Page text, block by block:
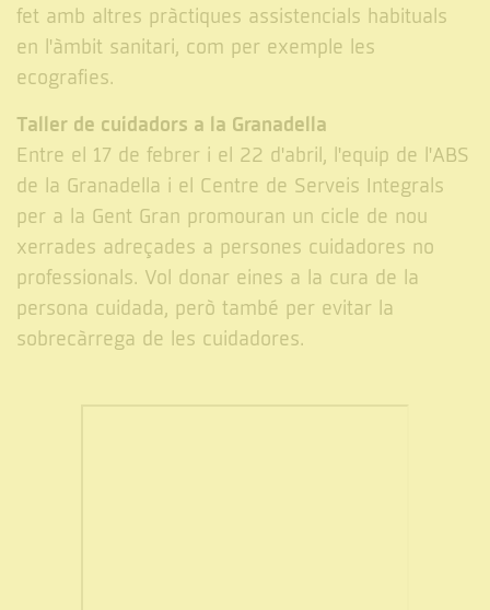
fet amb altres pràctiques assistencials habituals
en l'àmbit sanitari, com per exemple les
ecografies.
Taller de cuidadors a la Granadella
Entre el 17 de febrer i el 22 d'abril, l'equip de l'ABS
de la Granadella i el Centre de Serveis Integrals
per a la Gent Gran promouran un cicle de nou
xerrades adreçades a persones cuidadores no
professionals. Vol donar eines a la cura de la
persona cuidada, però també per evitar la
sobrecàrrega de les cuidadores.